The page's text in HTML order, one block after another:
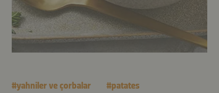
#yahniler ve çorbalar #patates